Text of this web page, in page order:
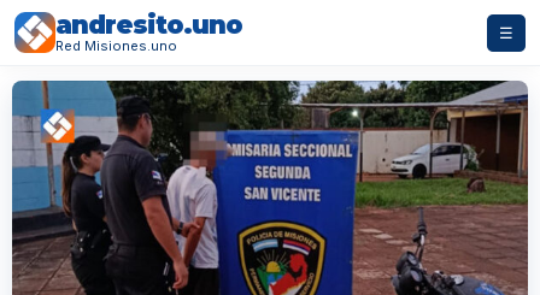
andresito.uno
Red Misiones.uno
☰